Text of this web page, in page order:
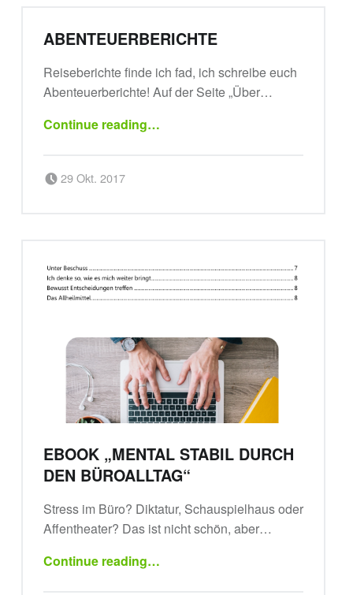
ABENTEUERBERICHTE
Reiseberichte finde ich fad, ich schreibe euch
Abenteuerberichte! Auf der Seite „Über…
Continue reading…
29 Okt. 2017
EBOOK „MENTAL STABIL DURCH
DEN BÜROALLTAG“
Stress im Büro? Diktatur, Schauspielhaus oder
Affentheater? Das ist nicht schön, aber…
Continue reading“eBook „Mental stabil durch den Büroalltag“”
…